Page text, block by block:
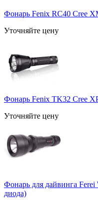
Фонарь Fenix RC40 Cree
Уточняйте цену
Фонарь Fenix TK32 Cree
Уточняйте цену
Фонарь для дайвинга
диода)